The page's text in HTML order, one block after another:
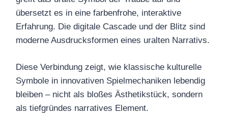
übersetzt es in eine farbenfrohe, interaktive
Erfahrung. Die digitale Cascade und der Blitz sind
moderne Ausdrucksformen eines uralten Narrativs.
Diese Verbindung zeigt, wie klassische kulturelle
Symbole in innovativen Spielmechaniken lebendig
bleiben – nicht als bloßes Ästhetikstück, sondern
als tiefgründes narratives Element.